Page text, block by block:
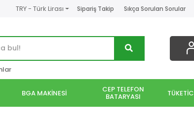
TRY - Türk Lirası Sipariş Takip Sıkça Sorulan Sorular
BGA MAKİNESİ CEP TELEFON
BATARYASI